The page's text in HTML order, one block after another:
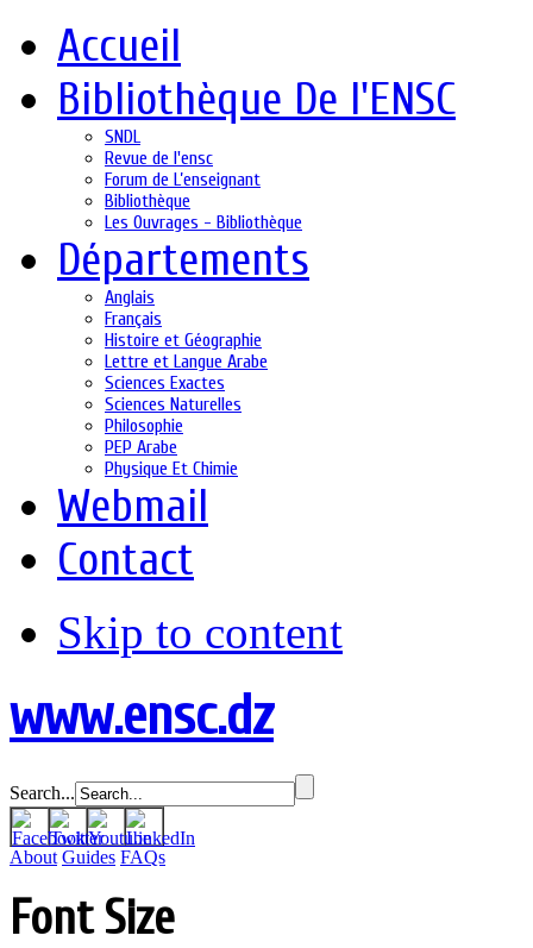
Accueil
Bibliothèque De l'ENSC
SNDL
Revue de l'ensc
Forum de L’enseignant
Bibliothèque
Les Ouvrages - Bibliothèque
Départements
Anglais
Français
Histoire et Géographie
Lettre et Langue Arabe
Sciences Exactes
Sciences Naturelles
Philosophie
PEP Arabe
Physique Et Chimie
Webmail
Contact
Skip to content
www.ensc.dz
Search...
About Guides FAQs
Font Size